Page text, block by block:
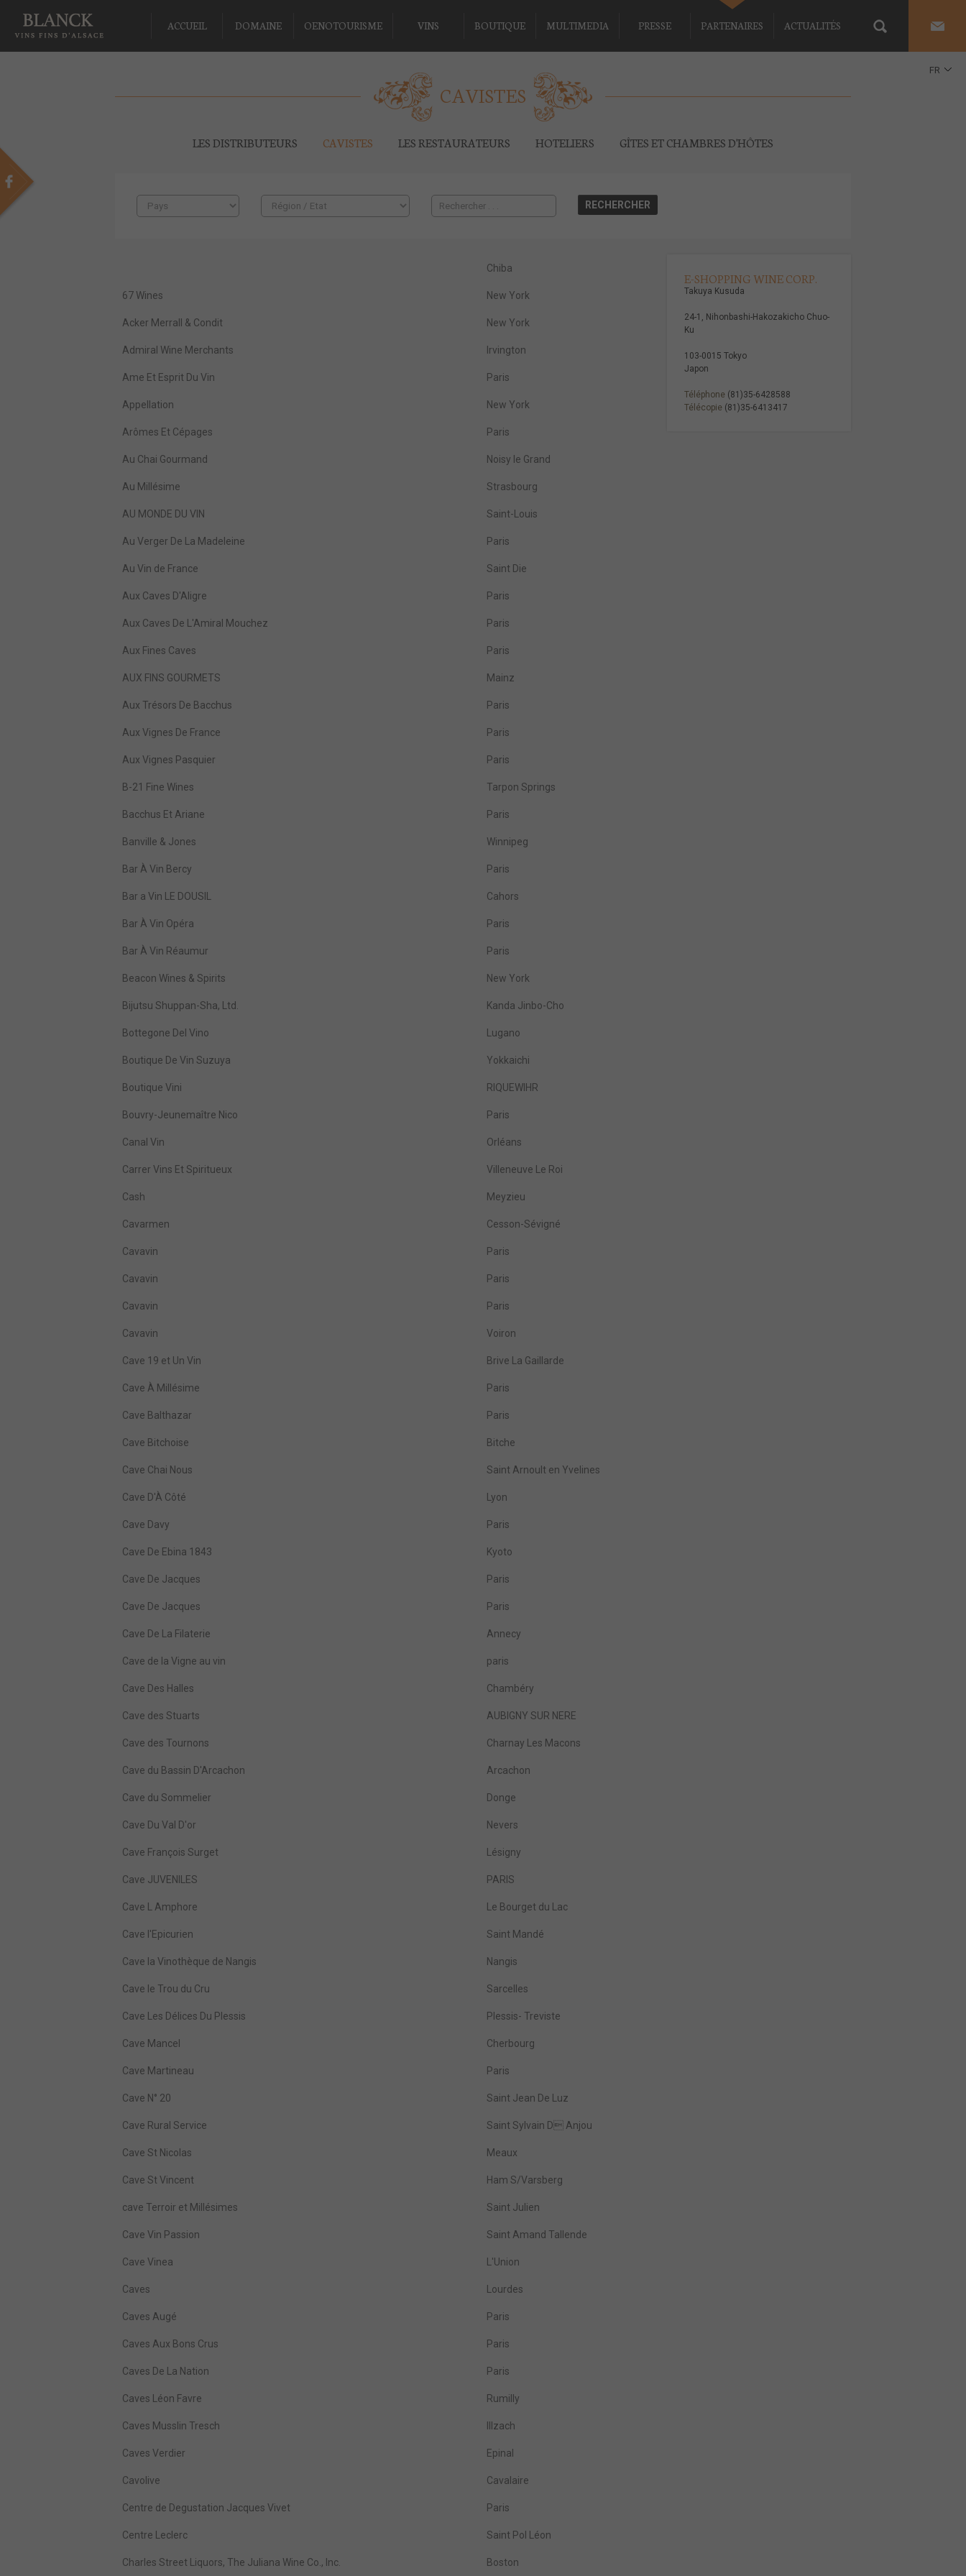
ACCUEIL DOMAINE OENOTOURISME VINS BOUTIQUE MULTIMEDIA PRESSE PARTENAIRES ACTUALITÉS
FR
CAVISTES
LES DISTRIBUTEURS CAVISTES LES RESTAURATEURS HOTELIERS GÎTES ET CHAMBRES D'HÔTES
E-SHOPPING WINE CORP.
Takuya Kusuda
24-1, Nihonbashi-Hakozakicho Chuo-
Ku
103-0015 Tokyo
Japon
Téléphone (81)35-6428588
Télécopie (81)35-6413417
Chiba
67 Wines New York
Acker Merrall & Condit New York
Admiral Wine Merchants Irvington
Ame Et Esprit Du Vin Paris
Appellation New York
Arômes Et Cépages Paris
Au Chai Gourmand Noisy le Grand
Au Millésime Strasbourg
AU MONDE DU VIN Saint-Louis
Au Verger De La Madeleine Paris
Au Vin de France Saint Die
Aux Caves D'Aligre Paris
Aux Caves De L'Amiral Mouchez Paris
Aux Fines Caves Paris
AUX FINS GOURMETS Mainz
Aux Trésors De Bacchus Paris
Aux Vignes De France Paris
Aux Vignes Pasquier Paris
B-21 Fine Wines Tarpon Springs
Bacchus Et Ariane Paris
Banville & Jones Winnipeg
Bar À Vin Bercy Paris
Bar a Vin LE DOUSIL Cahors
Bar À Vin Opéra Paris
Bar À Vin Réaumur Paris
Beacon Wines & Spirits New York
Bijutsu Shuppan-Sha, Ltd. Kanda Jinbo-Cho
Bottegone Del Vino Lugano
Boutique De Vin Suzuya Yokkaichi
Boutique Vini RIQUEWIHR
Bouvry-Jeunemaître Nico Paris
Canal Vin Orléans
Carrer Vins Et Spiritueux Villeneuve Le Roi
Cash Meyzieu
Cavarmen Cesson-Sévigné
Cavavin Paris
Cavavin Paris
Cavavin Paris
Cavavin Voiron
Cave 19 et Un Vin Brive La Gaillarde
Cave À Millésime Paris
Cave Balthazar Paris
Cave Bitchoise Bitche
Cave Chai Nous Saint Arnoult en Yvelines
Cave D'À Côté Lyon
Cave Davy Paris
Cave De Ebina 1843 Kyoto
Cave De Jacques Paris
Cave De Jacques Paris
Cave De La Filaterie Annecy
Cave de la Vigne au vin paris
Cave Des Halles Chambéry
Cave des Stuarts AUBIGNY SUR NERE
Cave des Tournons Charnay Les Macons
Cave du Bassin D'Arcachon Arcachon
Cave du Sommelier Donge
Cave Du Val D'or Nevers
Cave François Surget Lésigny
Cave JUVENILES PARIS
Cave L Amphore Le Bourget du Lac
Cave l'Epicurien Saint Mandé
Cave la Vinothèque de Nangis Nangis
Cave le Trou du Cru Sarcelles
Cave Les Délices Du Plessis Plessis- Treviste
Cave Mancel Cherbourg
Cave Martineau Paris
Cave N° 20 Saint Jean De Luz
Cave Rural Service Saint Sylvain D Anjou
Cave St Nicolas Meaux
Cave St Vincent Ham S/Varsberg
cave Terroir et Millésimes Saint Julien
Cave Vin Passion Saint Amand Tallende
Cave Vinea L'Union
Caves Lourdes
Caves Augé Paris
Caves Aux Bons Crus Paris
Caves De La Nation Paris
Caves Léon Favre Rumilly
Caves Musslin Tresch Illzach
Caves Verdier Epinal
Cavolive Cavalaire
Centre de Degustation Jacques Vivet Paris
Centre Leclerc Saint Pol Léon
Charles Street Liquors, The Juliana Wine Co., Inc. Boston